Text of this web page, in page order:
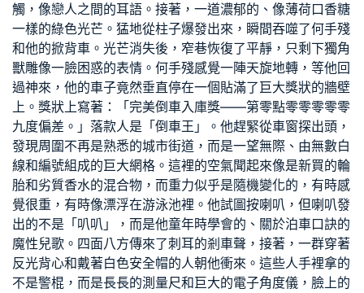
觸，像戀人之間的耳語。接著，一道濃郁的、像薄荷口香糖
一樣的綠色光芒。猛地從柱子爆發出來，瞬間吞噬了何手殘
和他的掀背車。光芒消失後，窄巷恢復了平靜，只剩下獨角
獸雕像一臉困惑的表情。何手殘感覺一陣天旋地轉，等他回
過神來，他的車子竟然垂直停在一個貼滿了巨大獎狀的牆壁
上。獎狀上寫著：「完美倒車入庫獎——第零點零零零零零
九度偏差。」落款人是「倒車王」。他趕緊從車窗探出頭，
發現周圍不再是熟悉的城市街道，而是一望無際、由無數白
線和編號組成的巨大網格。這裡的空氣聞起來像是新買的輪
胎和劣質香水的混合物，而重力似乎是隨機變化的，有時感
覺很重，有時像漂浮在游泳池裡。他試圖按喇叭，但喇叭發
出的不是「叭叭」，而是他童年時學會的、關於泊車口訣的
魔性兒歌。四面八方傳來了刺耳的剎車聲，接著，一群穿著
反光背心和戴著白色安全帽的人朝他衝來。這些人手裡拿的
不是警棍，而是長長的測量尺和巨大的電子角度儀，臉上的